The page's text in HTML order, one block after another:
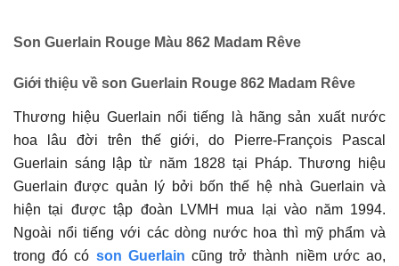
Son Guerlain Rouge Màu 862 Madam Rêve
Giới thiệu về son Guerlain Rouge 862 Madam Rêve
Thương hiệu Guerlain nổi tiếng là hãng sản xuất nước
hoa lâu đời trên thế giới, do Pierre-François Pascal
Guerlain sáng lập từ năm 1828 tại Pháp. Thương hiệu
Guerlain được quản lý bởi bốn thế hệ nhà Guerlain và
hiện tại được tập đoàn LVMH mua lại vào năm 1994.
Ngoài nổi tiếng với các dòng nước hoa thì mỹ phẩm và
trong đó có son Guerlaincũng trở thành niềm ước ao,